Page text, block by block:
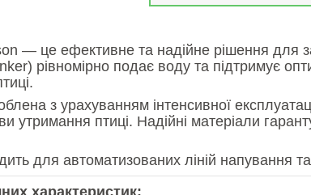
— це ефективне та надійне рішення для
рівномірно подає воду та підтримує
з урахуванням інтенсивної
утримання птиці. Надійні матеріали
для автоматизованих ліній напування
характеристик: